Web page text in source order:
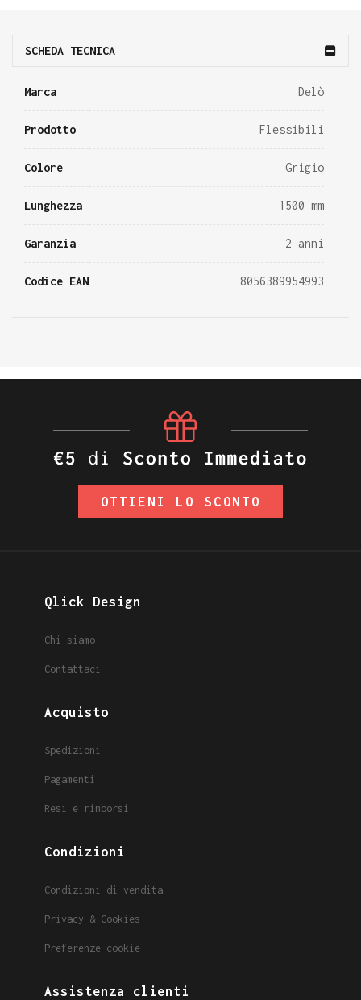
SCHEDA TECNICA
Marca Delò
Prodotto Flessibili
Colore Grigio
Lunghezza 1500 mm
Garanzia 2 anni
Codice EAN 8056389954993
OTTIENI LO SCONTO
Qlick Design
Chi siamo
Contattaci
Acquisto
Spedizioni
Pagamenti
Resi e rimborsi
Condizioni
Condizioni di vendita
Privacy & Cookies
Preferenze cookie
Assistenza clienti